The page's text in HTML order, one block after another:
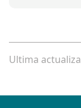
Ultima